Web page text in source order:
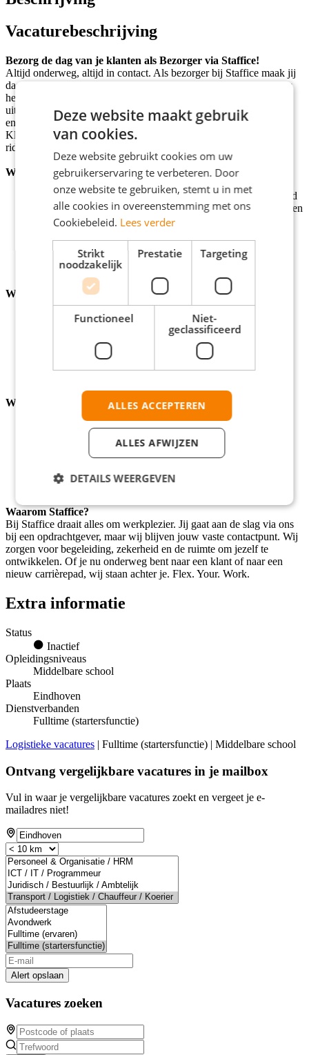
Vacaturebeschrijving
Bezorg de dag van je klanten als Bezorger via Staffice!
Altijd onderweg, altijd in contact. Als bezorger bij Staffice maak jij
dagelijks het verschil. Je levert stukgoederen bij particulieren door
heel Nederland, direct tot aan de voordeur. Met jouw bestelbus,
uitgerust met een steekwagen en pompwagen, ga je elke route vol
energie aan. Geen dag is hetzelfde, en dat is precies wat jij zoekt.
Klaar om zelfstandig op pad te gaan én verder te groeien? Join the
ride!
Werkzaamheden
Bezorgen van pakketten bij particuliere klanten in Nederland
Lossen van goederen met hulpmiddelen zoals een steekwagen
of pompwagen
Zorgen voor een veilige en zorgvuldige omgang met lading
Mogelijk aansturen van een bijrijder
Wij zoeken
Je hebt een geldig rijbewijs B
Je hebt minimaal 3 jaar ervaring met particuliere bezorging
Je spreekt goed Nederlands
Je bent zelfstandig, representatief en klantgericht
Wij bieden
Fulltime werk via Staffice bij een stabiele opdrachtgever
Salaris conform cao Beroepsgoederenvervoer, schaal B
Toeslagen, 8% vakantiegeld en flexibele uitbetaling
Persoonlijke begeleiding vanuit Staffice
Waarom Staffice?
Bij Staffice draait alles om werkplezier. Jij gaat aan de slag via ons
bij een opdrachtgever, maar wij blijven jouw vaste contactpunt. Wij
zorgen voor begeleiding, zekerheid en de ruimte om jezelf te
ontwikkelen. Of je nu onderweg bent naar een klant of naar een
nieuw carrièrepad, wij staan achter je. Flex. Your. Work.
Extra informatie
Status
Inactief
Opleidingsniveaus
Middelbare school
Plaats
Eindhoven
Dienstverbanden
Fulltime (startersfunctie)
Logistieke vacatures | Fulltime (startersfunctie) | Middelbare school
Ontvang vergelijkbare vacatures in je mailbox
Vul in waar je vergelijkbare vacatures zoekt en vergeet je e-
mailadres niet!
Alert opslaan
Vacatures zoeken
Deze website maakt gebruik
van cookies.
Deze website gebruikt cookies om uw
gebruikerservaring te verbeteren. Door
onze website te gebruiken, stemt u in met
alle cookies in overeenstemming met ons
Cookiebeleid. Lees verder
Strikt
noodzakelijk
Prestatie Targeting
Functioneel
Niet-
geclassificeerd
ALLES ACCEPTEREN
ALLES AFWIJZEN
DETAILS WEERGEVEN